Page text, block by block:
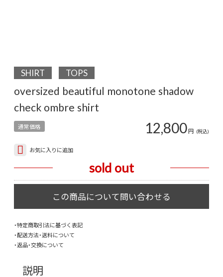
SHIRT TOPS
oversized beautiful monotone shadow
check ombre shirt
通常価格 12,800円 (税込)
お気に入りに追加
sold out
・特定商取引法に基づく表記
・配送方法・送料について
・返品・交換について
説明